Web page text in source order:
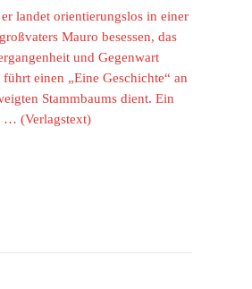
landet orientierungslos in einer
Mauro besessen, das
und Gegenwart
einen „Eine Geschichte“ an
Stammbaums dient. Ein
… (Verlagstext)